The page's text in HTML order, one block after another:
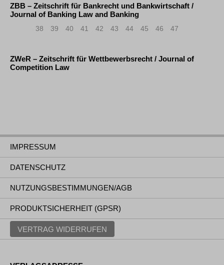
ZBB – Zeitschrift für Bankrecht und Bankwirtschaft /
Journal of Banking Law and Banking
38 39 40 41 42 43 44 45 46 47
ZWeR – Zeitschrift für Wettbewerbsrecht / Journal of
Competition Law
IMPRESSUM
DATENSCHUTZ
NUTZUNGSBESTIMMUNGEN/AGB
PRODUKTSICHERHEIT (GPSR)
VERTRAG WIDERRUFEN